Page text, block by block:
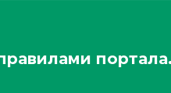
портала.